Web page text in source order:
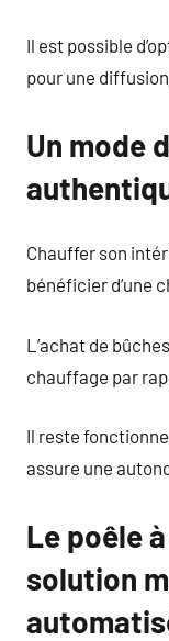
Il est possible
pour une
Un mode
Chauffer son
bénéficier d’une
L’achat de
chauffage par
Il reste
assure une
Le poêle
solution